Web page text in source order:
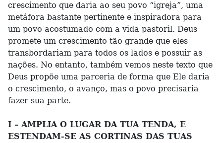
crescimento que daria ao seu povo “igreja”, uma
metáfora bastante pertinente e inspiradora para
um povo acostumado com a vida pastoril. Deus
promete um crescimento tão grande que eles
transbordariam para todos os lados e possuir as
nações. No entanto, também vemos neste texto que
Deus propõe uma parceria de forma que Ele daria
o crescimento, o avanço, mas o povo precisaria
fazer sua parte.
I – AMPLIA O LUGAR DA TUA TENDA, E
ESTENDAM-SE AS CORTINAS DAS TUAS